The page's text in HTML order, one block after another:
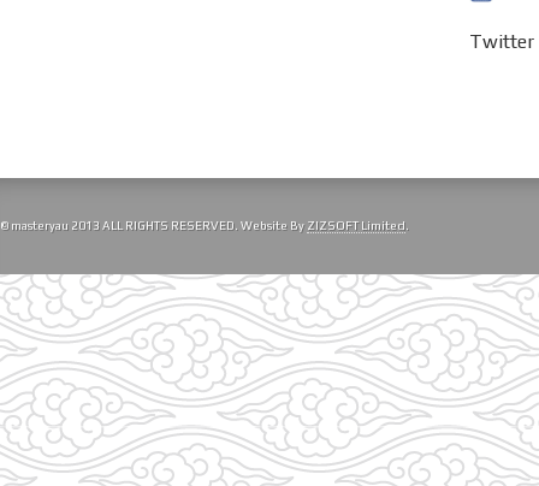
© masteryau 2013 ALL RIGHTS RESERVED. Website By ZIZSOFT Limited